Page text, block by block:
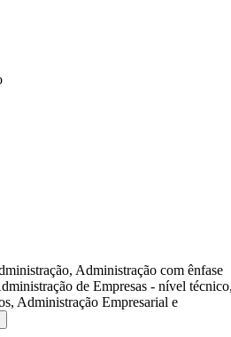
Administração com ênfase
de Empresas - nível
Administração Empresarial e